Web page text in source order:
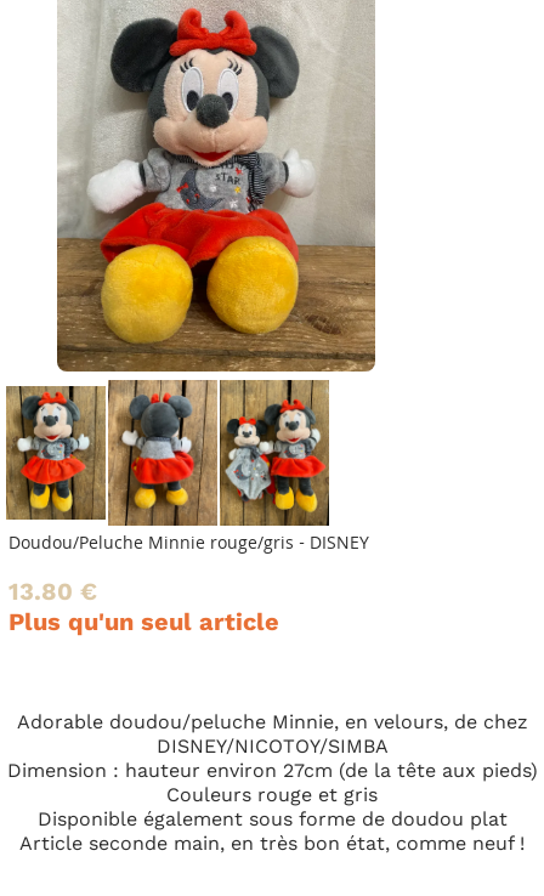
Doudou/Peluche Minnie rouge/gris - DISNEY
13.80 €
Plus qu'un seul article
Adorable doudou/peluche Minnie, en velours, de chez
DISNEY/NICOTOY/SIMBA
Dimension : hauteur environ 27cm (de la tête aux pieds)
Couleurs rouge et gris
Disponible également sous forme de doudou plat
Article seconde main, en très bon état, comme neuf !